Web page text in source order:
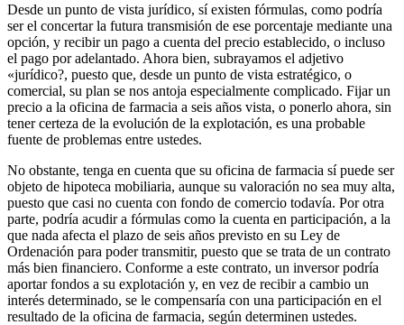
Desde un punto de vista jurídico, sí existen fórmulas, como podría
ser el concertar la futura transmisión de ese porcentaje mediante una
opción, y recibir un pago a cuenta del precio establecido, o incluso
el pago por adelantado. Ahora bien, subrayamos el adjetivo
«jurídico?, puesto que, desde un punto de vista estratégico, o
comercial, su plan se nos antoja especialmente complicado. Fijar un
precio a la oficina de farmacia a seis años vista, o ponerlo ahora, sin
tener certeza de la evolución de la explotación, es una probable
fuente de problemas entre ustedes.
No obstante, tenga en cuenta que su oficina de farmacia sí puede ser
objeto de hipoteca mobiliaria, aunque su valoración no sea muy alta,
puesto que casi no cuenta con fondo de comercio todavía. Por otra
parte, podría acudir a fórmulas como la cuenta en participación, a la
que nada afecta el plazo de seis años previsto en su Ley de
Ordenación para poder transmitir, puesto que se trata de un contrato
más bien financiero. Conforme a este contrato, un inversor podría
aportar fondos a su explotación y, en vez de recibir a cambio un
interés determinado, se le compensaría con una participación en el
resultado de la oficina de farmacia, según determinen ustedes.